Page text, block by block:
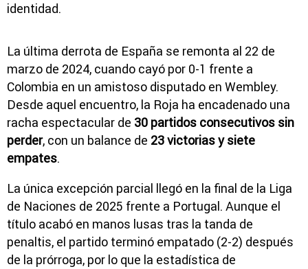
identidad.
La última derrota de España se remonta al 22 de
marzo de 2024, cuando cayó por 0-1 frente a
Colombia en un amistoso disputado en Wembley.
Desde aquel encuentro, la Roja ha encadenado una
racha espectacular de 30 partidos consecutivos sin
perder, con un balance de 23 victorias y siete
empates.
La única excepción parcial llegó en la final de la Liga
de Naciones de 2025 frente a Portugal. Aunque el
título acabó en manos lusas tras la tanda de
penaltis, el partido terminó empatado (2-2) después
de la prórroga, por lo que la estadística de